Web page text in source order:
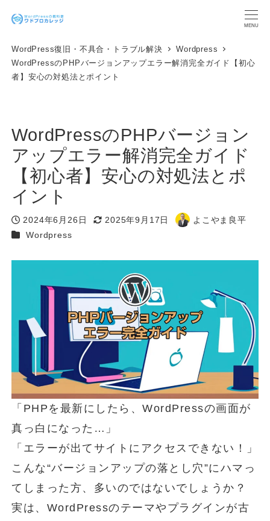
MENU
WordPress復旧・不具合・トラブル解決
Wordpress
WordPressのPHPバージョンアップエラー解消完全ガイド【初心
者】安心の対処法とポイント
WordPressのPHPバージョン
アップエラー解消完全ガイド
【初心者】安心の対処法とポ
イント
投稿日
2024年6月26日
更新日
2025年9月17日
著
よこやま良平
カテゴリー
Wordpress
「PHPを最新にしたら、WordPressの画面が
真っ白になった…」
「エラーが出てサイトにアクセスできない！」
こんな“バージョンアップの落とし穴”にハマっ
てしまった方、多いのではないでしょうか？
実は、WordPressのテーマやプラグインが古